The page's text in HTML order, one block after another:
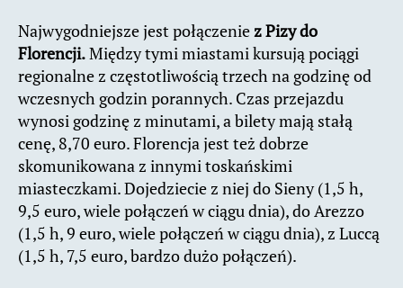
Najwygodniejsze jest połączenie z Pizy do
Florencji.Między tymi miastami kursują pociągi
regionalne z częstotliwością trzech na godzinę od
wczesnych godzin porannych. Czas przejazdu
wynosi godzinę z minutami, a bilety mają stałą
cenę, 8,70 euro. Florencja jest też dobrze
skomunikowana z innymi toskańskimi
miasteczkami. Dojedziecie z niej do Sieny (1,5 h,
9,5 euro, wiele połączeń w ciągu dnia), do Arezzo
(1,5 h, 9 euro, wiele połączeń w ciągu dnia), z Luccą
(1,5 h, 7,5 euro, bardzo dużo połączeń).